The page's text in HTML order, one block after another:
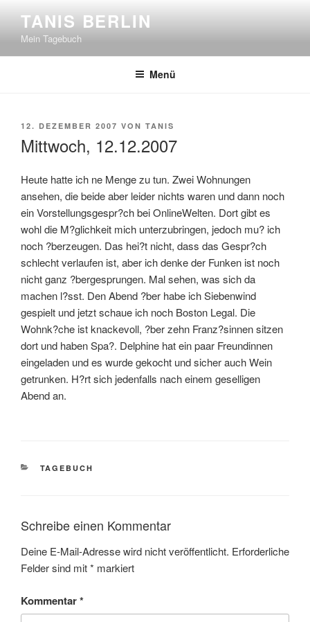
springen
TANIS BERLIN
Mein Tagebuch
Menü
VERÖFFENTLICHT
12. DEZEMBER 2007 VON TANIS
Mittwoch, 12.12.2007
Heute hatte ich ne Menge zu tun. Zwei Wohnungen
ansehen, die beide aber leider nichts waren und dann noch
ein Vorstellungsgespr?ch bei OnlineWelten. Dort gibt es
wohl die M?glichkeit mich unterzubringen, jedoch mu? ich
noch ?berzeugen. Das hei?t nicht, dass das Gespr?ch
schlecht verlaufen ist, aber ich denke der Funken ist noch
nicht ganz ?bergesprungen. Mal sehen, was sich da
machen l?sst. Den Abend ?ber habe ich Siebenwind
gespielt und jetzt schaue ich noch Boston Legal. Die
Wohnk?che ist knackevoll, ?ber zehn Franz?sinnen sitzen
dort und haben Spa?. Delphine hat ein paar Freundinnen
eingeladen und es wurde gekocht und sicher auch Wein
getrunken. H?rt sich jedenfalls nach einem geselligen
Abend an.
KATEGORIEN
TAGEBUCH
Schreibe einen Kommentar
Deine E-Mail-Adresse wird nicht veröffentlicht. Erforderliche
Felder sind mit* markiert
Kommentar*